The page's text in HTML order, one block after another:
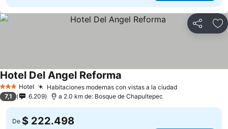
Compartir
3 Estrellas
Hotel Habitaciones modernas con vistas a la ciudad
Hotel Del Angel Reforma
7,1 6.209 a 2.0 km de: Bosque de Chapultepec
De $ 222.498